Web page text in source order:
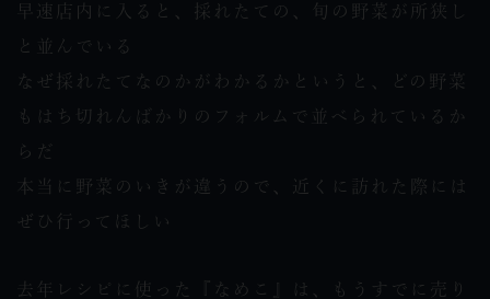
早速店内に入ると、採れたての、旬の野菜が所狭し
と並んでいる
なぜ採れたてなのかがわかるかというと、どの野菜
もはち切れんばかりのフォルムで並べられているか
らだ
本当に野菜のいきが違うので、近くに訪れた際には
ぜひ行ってほしい
去年レシピに使った『なめこ』は、もうすでに売り